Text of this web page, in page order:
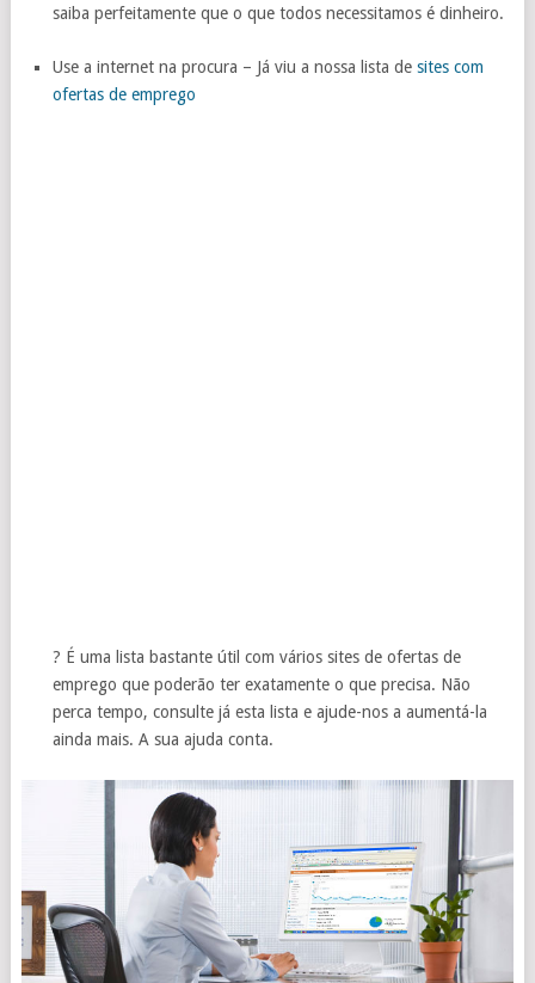
saiba perfeitamente que o que todos necessitamos é dinheiro.
Use a internet na procura – Já viu a nossa lista desites com
ofertas de emprego
? É uma lista bastante útil com vários sites de ofertas de
emprego que poderão ter exatamente o que precisa. Não
perca tempo, consulte já esta lista e ajude-nos a aumentá-la
ainda mais. A sua ajuda conta.